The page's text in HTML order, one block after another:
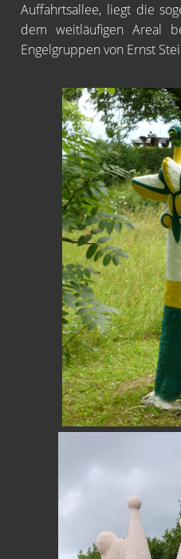
Auffahrtsallee, liegt die
dem weitläufigen Areal
Engelgruppen von Ernst